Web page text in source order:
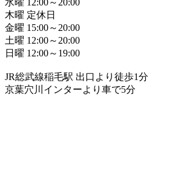
水曜 12:00～20:00
木曜 定休日
金曜 15:00～20:00
土曜 12:00～20:00
日曜 12:00～19:00
JR総武線稲毛駅 出口より徒歩1分
京葉穴川インターより車で5分